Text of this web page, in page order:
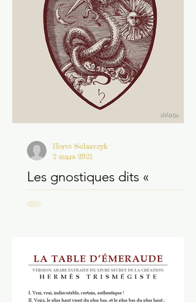
Les gnostiques dits «
Hervé Solarczyk
2 mars 2021